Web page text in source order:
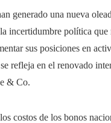
generado una nueva
incertidumbre política que
sus posiciones en
refleja en el renovado
& Co.
costos de los bonos